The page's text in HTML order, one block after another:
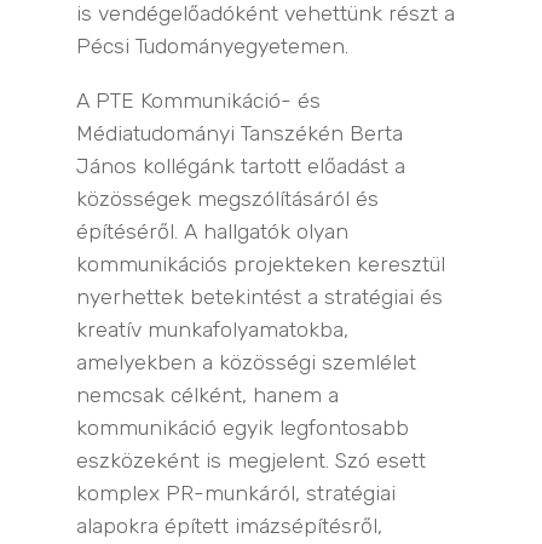
is vendégelőadóként vehettünk részt a
Pécsi Tudományegyetemen.
A PTE Kommunikáció- és
Médiatudományi Tanszékén Berta
János kollégánk tartott előadást a
közösségek megszólításáról és
építéséről. A hallgatók olyan
kommunikációs projekteken keresztül
nyerhettek betekintést a stratégiai és
kreatív munkafolyamatokba,
amelyekben a közösségi szemlélet
nemcsak célként, hanem a
kommunikáció egyik legfontosabb
eszközeként is megjelent. Szó esett
komplex PR-munkáról, stratégiai
alapokra épített imázsépítésről,